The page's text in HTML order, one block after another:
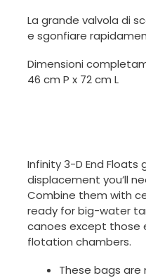
La grande valvola di
e sgonfiare
Dimensioni
46 cm P x 72 cm L
Infinity 3-D End
displacement you’ll
Combine them with
ready for big-water
canoes except those
flotation chambers.
These bags are